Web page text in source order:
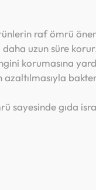
raf ömrü
uzun süre
korumasına
azaltılmasıyla
sayesinde gıda